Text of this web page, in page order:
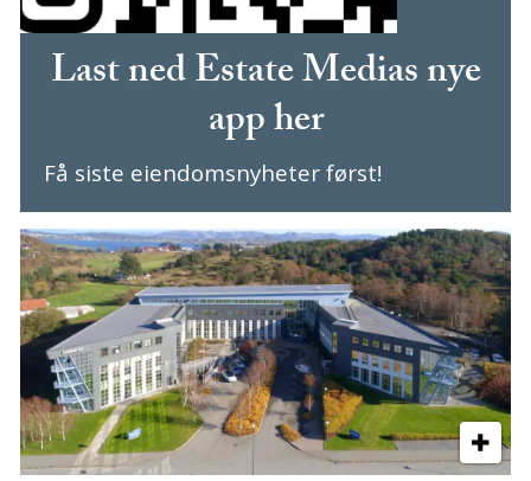
Last ned Estate Medias nye
app her
Få siste eiendomsnyheter først!